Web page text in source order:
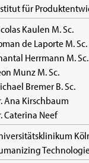
für
Kaulen M. Sc.
de Laporte M. Sc.
Herrmann M. Sc.
Munz M. Sc.
Bremer B. Sc.
Ana Kirschbaum
Caterina Neef